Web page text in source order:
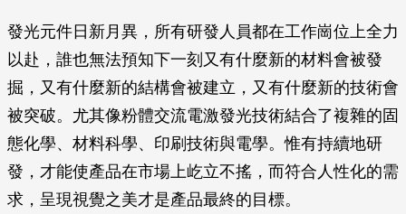
發光元件日新月異，所有研發人員都在工作崗位上全力
以赴，誰也無法預知下一刻又有什麼新的材料會被發
掘，又有什麼新的結構會被建立，又有什麼新的技術會
被突破。尤其像粉體交流電激發光技術結合了複雜的固
態化學、材料科學、印刷技術與電學。惟有持續地研
發，才能使產品在市場上屹立不搖，而符合人性化的需
求，呈現視覺之美才是產品最終的目標。